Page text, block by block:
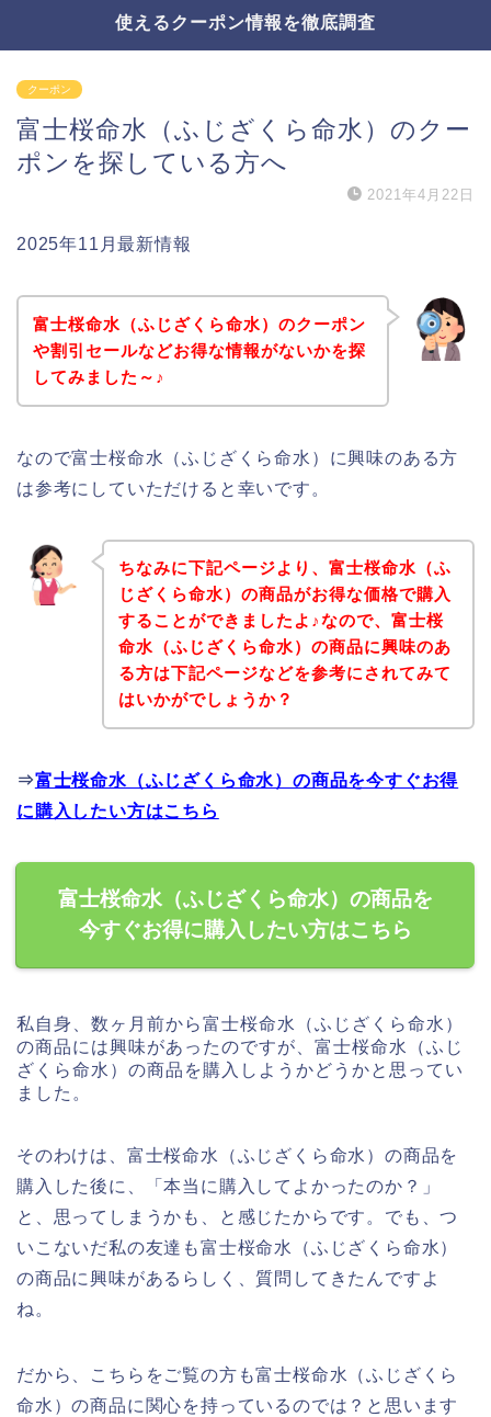
使えるクーポン情報を徹底調査
クーポン
富士桜命水（ふじざくら命水）のクー
ポンを探している方へ
2021年4月22日
2025年11月最新情報
富士桜命水（ふじざくら命水）のクーポン
や割引セールなどお得な情報がないかを探
してみました～♪
なので富士桜命水（ふじざくら命水）に興味のある方
は参考にしていただけると幸いです。
ちなみに下記ページより、富士桜命水（ふ
じざくら命水）の商品がお得な価格で購入
することができましたよ♪なので、富士桜
命水（ふじざくら命水）の商品に興味のあ
る方は下記ページなどを参考にされてみて
はいかがでしょうか？
⇒富士桜命水（ふじざくら命水）の商品を今すぐお得
に購入したい方はこちら
富士桜命水（ふじざくら命水）の商品を
今すぐお得に購入したい方はこちら
私自身、数ヶ月前から富士桜命水（ふじざくら命水）
の商品には興味があったのですが、富士桜命水（ふじ
ざくら命水）の商品を購入しようかどうかと思ってい
ました。
そのわけは、富士桜命水（ふじざくら命水）の商品を
購入した後に、「本当に購入してよかったのか？」
と、思ってしまうかも、と感じたからです。でも、つ
いこないだ私の友達も富士桜命水（ふじざくら命水）
の商品に興味があるらしく、質問してきたんですよ
ね。
だから、こちらをご覧の方も富士桜命水（ふじざくら
命水）の商品に関心を持っているのでは？と思います